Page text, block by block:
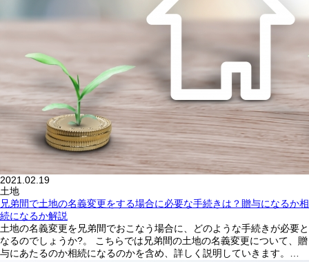
2021.02.19
土地
兄弟間で土地の名義変更をする場合に必要な手続きは？贈与になるか相
続になるか解説
土地の名義変更を兄弟間でおこなう場合に、どのような手続きが必要と
なるのでしょうか?。 こちらでは兄弟間の土地の名義変更について、贈
与にあたるのか相続になるのかを含め、詳しく説明していきます。…